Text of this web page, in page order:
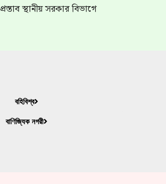
স্থানীয় সরকার বিভাগে
বহিবিশ্ব
বাণিজ্যিক নগরী